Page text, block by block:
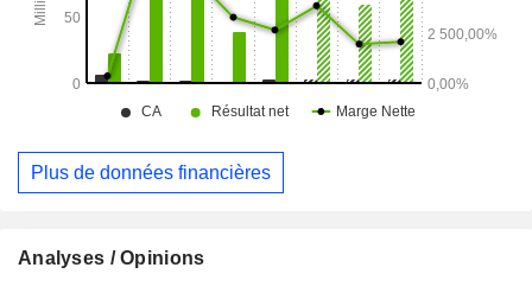
Plus de données financières
Analyses / Opinions